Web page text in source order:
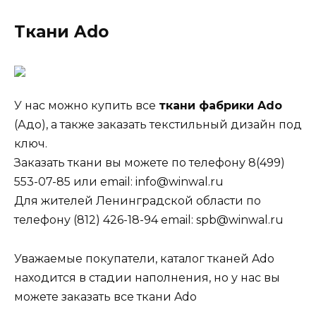
Ткани Ado
У нас можно купить все ткани фабрики Ado
(Адо), а также заказать текстильный дизайн под
ключ.
Заказать ткани вы можете по телефону 8(499)
553-07-85 или email: info@winwal.ru
Для жителей Ленинградской области по
телефону (812) 426-18-94 email: spb@winwal.ru
Уважаемые покупатели, каталог тканей Ado
находится в стадии наполнения, но у нас вы
можете заказать все ткани Ado